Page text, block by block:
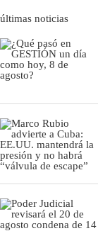
últimas noticias